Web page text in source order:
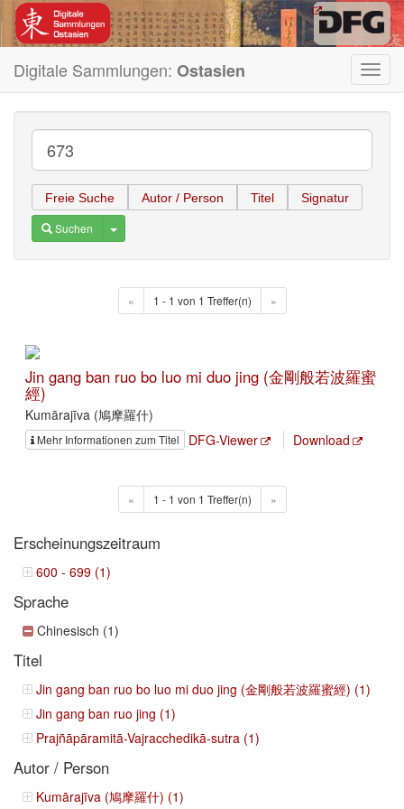
Digitale Sammlungen: Ostasien
Freie Suche Autor / Person Titel Signatur
Suchen Toggle Dropdown
« 1 - 1 von 1 Treffer(n) »
Jin gang ban ruo bo luo mi duo jing (金剛般若波羅蜜
經)
Kumārajīva (鳩摩羅什)
Mehr Informationen zum Titel DFG-Viewer Download
« 1 - 1 von 1 Treffer(n) »
Erscheinungszeitraum
600 - 699 (1)
Sprache
Chinesisch (1)
Titel
Jin gang ban ruo bo luo mi duo jing (金剛般若波羅蜜經) (1)
Jin gang ban ruo jing (1)
Prajñāpāramitā-Vajracchedikā-sutra (1)
Autor / Person
Kumārajīva (鳩摩羅什) (1)